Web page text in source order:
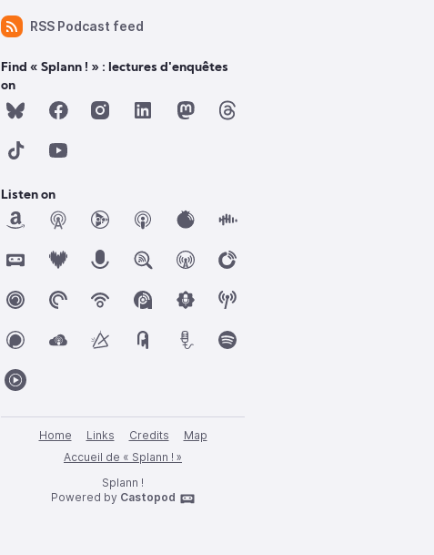
RSS Podcast feed
Find « Splann ! » : lectures d'enquêtes
on
Listen on
Home Links Credits
Map
Accueil de « Splann ! »
Splann !
Powered by Castopod